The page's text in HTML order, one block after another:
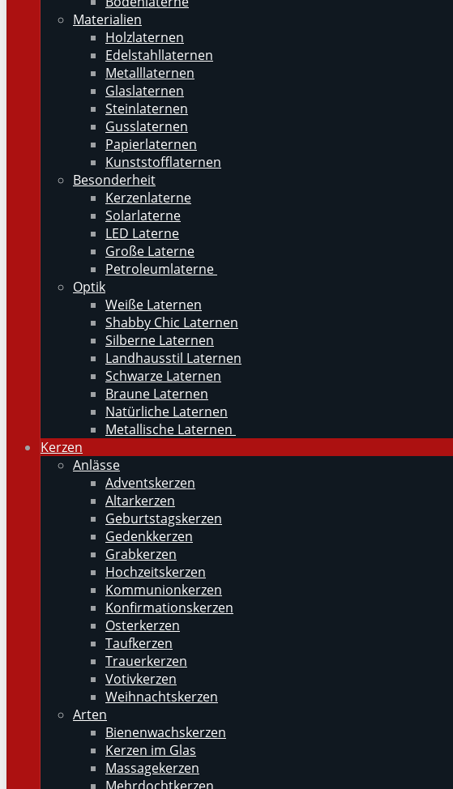
Materialien
Holzlaternen
Edelstahllaternen
Metalllaternen
Glaslaternen
Steinlaternen
Gusslaternen
Papierlaternen
Kunststofflaternen
Besonderheit
Kerzenlaterne
Solarlaterne
LED Laterne
Große Laterne
Petroleumlaterne
Optik
Weiße Laternen
Shabby Chic Laternen
Silberne Laternen
Landhausstil Laternen
Schwarze Laternen
Braune Laternen
Natürliche Laternen
Metallische Laternen
Kerzen
Anlässe
Adventskerzen
Altarkerzen
Geburtstagskerzen
Gedenkkerzen
Grabkerzen
Hochzeitskerzen
Kommunionkerzen
Konfirmationskerzen
Osterkerzen
Taufkerzen
Trauerkerzen
Votivkerzen
Weihnachtskerzen
Arten
Bienenwachskerzen
Kerzen im Glas
Massagekerzen